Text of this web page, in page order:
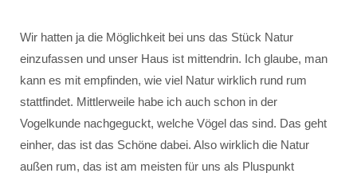
Wir hatten ja die Möglichkeit bei uns das Stück Natur
einzufassen und unser Haus ist mittendrin. Ich glaube, man
kann es mit empfinden, wie viel Natur wirklich rund rum
stattfindet. Mittlerweile habe ich auch schon in der
Vogelkunde nachgeguckt, welche Vögel das sind. Das geht
einher, das ist das Schöne dabei. Also wirklich die Natur
außen rum, das ist am meisten für uns als Pluspunkt